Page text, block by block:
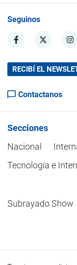
Seguinos
RECIBÍ EL
Contactanos
Secciones
Nacional
Tecnología e
Subrayado Show